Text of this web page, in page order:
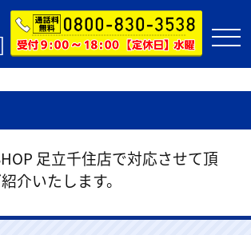
足立千住店で対応させて頂
介いたします。